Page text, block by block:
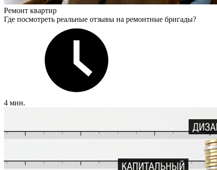
Ремонт квартир
Где посмотреть реальные отзывы на ремонтные бригады?
4 мин.